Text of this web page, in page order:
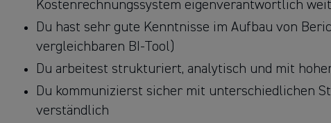
Kostenrechnungssystem eigenverantwortlich
Du hast sehr gute Kenntnisse im Aufbau von
vergleichbaren BI-Tool)
Du arbeitest strukturiert, analytisch und mit
Du kommunizierst sicher mit unterschiedlichen
verständlich